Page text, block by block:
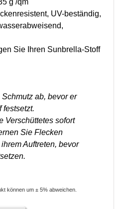
UV-beständig,
Sie Ihren Sunbrella-Stoff
ab, bevor er
festsetzt.
Verschüttetes sofort
Sie Flecken
Auftreten, bevor
können um ± 5% abweichen.